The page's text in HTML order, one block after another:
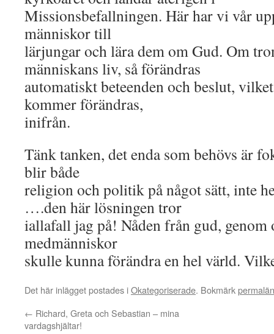
Missionsbefallningen. Här har vi vår
människor till
lärjungar och lära dem om Gud. Om
människans liv, så förändras
automatiskt beteenden och beslut,
kommer förändras,
inifrån.
Tänk tanken, det enda som behövs är
blir både
religion och politik på något sätt, inte
….den här lösningen tror
iallafall jag på! Nåden från gud, genom
medmänniskor
skulle kunna förändra en hel värld.
Det här inlägget postades iOkategoriserade. Bokmärk
← Richard, Greta och Sebastian – mina
vardagshjältar!